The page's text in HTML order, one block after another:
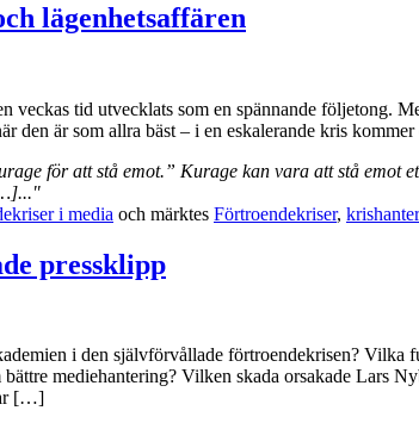
lägenhetsaffären
veckas tid utvecklats som en spännande följetong.
den är som allra bäst – i en eskalerande kris
för att stå emot.” Kurage kan vara att stå emot
i media och märktes Förtroendekriser,
pressklipp
i den självförvållade förtroendekrisen?
mediehantering? Vilken skada orsakade Lars
[…]